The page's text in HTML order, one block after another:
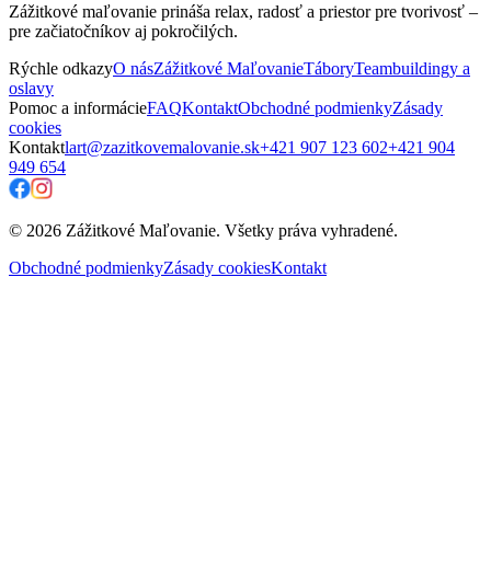
Zážitkové maľovanie prináša relax, radosť a priestor pre tvorivosť –
pre začiatočníkov aj pokročilých.
Rýchle odkazyO násZážitkové MaľovanieTáboryTeambuildingy a
oslavy
Pomoc a informácieFAQKontaktObchodné podmienkyZásady
cookies
Kontaktlart@zazitkovemalovanie.sk+421 907 123 602+421 904
949 654
© 2026 Zážitkové Maľovanie. Všetky práva vyhradené.
Obchodné podmienkyZásady cookiesKontakt